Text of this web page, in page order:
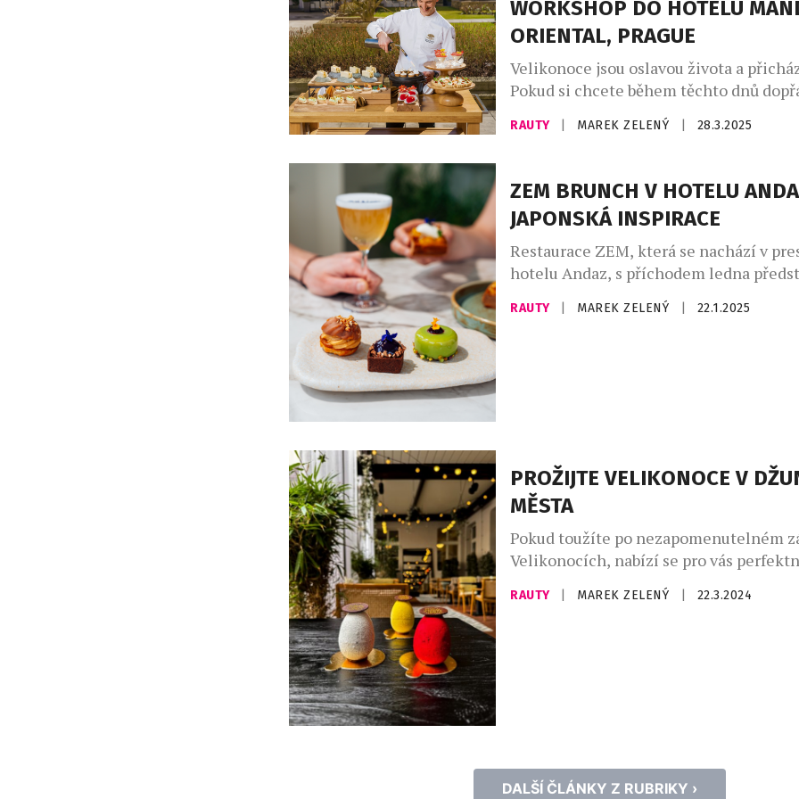
inovativní techniky a autentičnost.
suroviny, […]
WORKSHOP DO HOTELU
ORIENTAL, PRAGUE
Velikonoce jsou oslavou života a
Pokud si chcete během těchto dnů
hotel Mandarin Oriental, Prague. Ten si
workshop zaměřený na zdobení kraslic,
zkušená malérečka. Oblíbený
formou bufetu proběhne na Velikonoční
[…]
RAUTY MAREK ZELENÝ 28.3.2025
ZEM BRUNCH V HOTELU
JAPONSKÁ INSPIRACE
Restaurace ZEM, která se nachází v
hotelu Andaz, s příchodem ledna
od 12:00 do 15:00 hodin. Každý brunch
RAUTY MAREK ZELENÝ 22.1.2025
PROŽIJTE VELIKONOCE V
MĚSTA
Pokud toužíte po nezapomenutelném
Velikonocích, nabízí se pro vás
Brunch, který se bude konat od 29.
RAUTY MAREK ZELENÝ 22.3.2024
DALŠÍ ČLÁNKY Z RUBRIKY ›